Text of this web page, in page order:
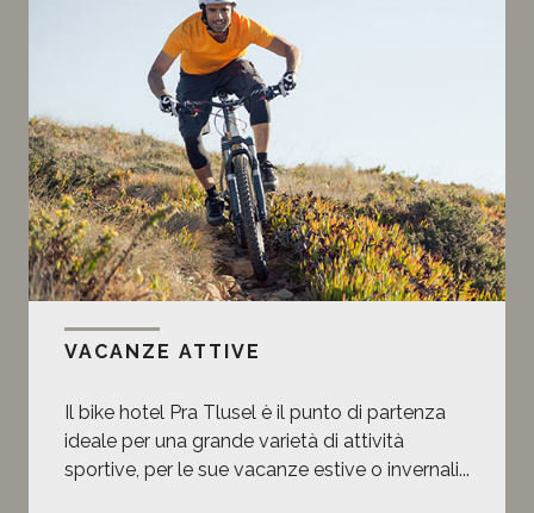
VACANZE ATTIVE
Il bike hotel Pra Tlusel è il punto di partenza
ideale per una grande varietà di attività
sportive, per le sue vacanze estive o invernali...